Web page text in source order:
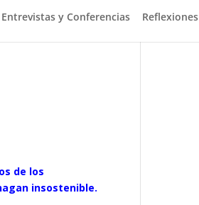
Entrevistas y Conferencias Reflexiones
de los
insostenible.